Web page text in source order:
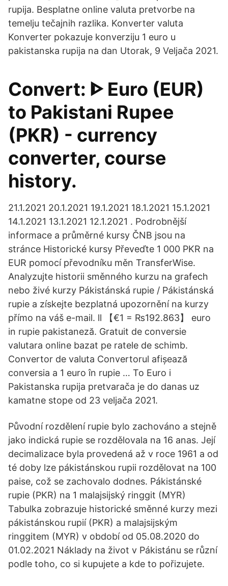
rupija. Besplatne online valuta pretvorbe na
temelju tečajnih razlika. Konverter valuta
Konverter pokazuje konverziju 1 euro u
pakistanska rupija na dan Utorak, 9 Veljača 2021.
Convert: ᐈ Euro (EUR)
to Pakistani Rupee
(PKR) - currency
converter, course
history.
21.1.2021 20.1.2021 19.1.2021 18.1.2021 15.1.2021
14.1.2021 13.1.2021 12.1.2021 . Podrobnější
informace a průměrné kursy ČNB jsou na
stránce Historické kursy Převeďte 1 000 PKR na
EUR pomocí převodníku měn TransferWise.
Analyzujte historii směnného kurzu na grafech
nebo živé kurzy Pákistánská rupie / Pákistánská
rupie a získejte bezplatná upozornění na kurzy
přímo na váš e-mail. ll 【€1 = ₨192.863】 euro
in rupie pakistaneză. Gratuit de conversie
valutara online bazat pe ratele de schimb.
Convertor de valuta Convertorul afișează
conversia a 1 euro în rupie … To Euro i
Pakistanska rupija pretvarača je do danas uz
kamatne stope od 23 veljača 2021.
Původní rozdělení rupie bylo zachováno a stejně
jako indická rupie se rozdělovala na 16 anas. Její
decimalizace byla provedená až v roce 1961 a od
té doby lze pákistánskou rupii rozdělovat na 100
paise, což se zachovalo dodnes. Pákistánské
rupie (PKR) na 1 malajsijský ringgit (MYR)
Tabulka zobrazuje historické směnné kurzy mezi
pákistánskou rupií (PKR) a malajsijským
ringgitem (MYR) v období od 05.08.2020 do
01.02.2021 Náklady na život v Pákistánu se různí
podle toho, co si kupujete a kde to pořizujete.